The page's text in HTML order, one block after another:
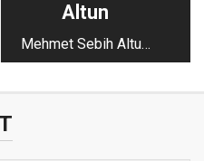
Altun
Mehmet Sebih Altun
yazdı | Diyarbakır: